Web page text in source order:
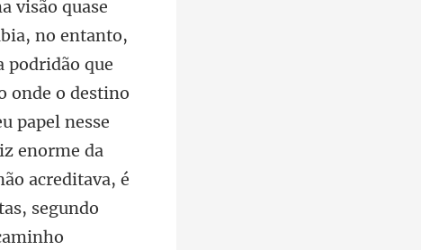
papel nesse
enorme da
acreditava, é
segundo